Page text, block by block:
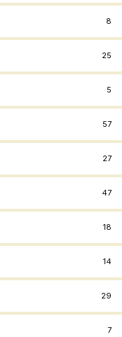
8
25
5
57
27
47
18
14
29
7